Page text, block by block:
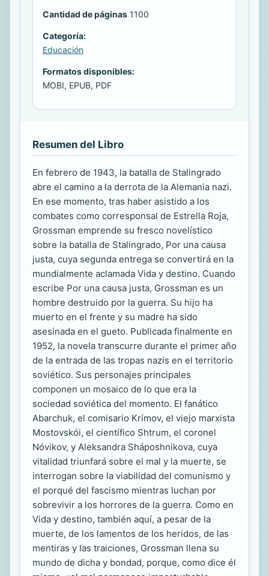
Cantidad de páginas 1100
Categoría:
Educación
Formatos disponibles:
MOBI, EPUB, PDF
Resumen del Libro
En febrero de 1943, la batalla de Stalingrado
abre el camino a la derrota de la Alemania nazi.
En ese momento, tras haber asistido a los
combates como corresponsal de Estrella Roja,
Grossman emprende su fresco novelístico
sobre la batalla de Stalingrado, Por una causa
justa, cuya segunda entrega se convertirá en la
mundialmente aclamada Vida y destino. Cuando
escribe Por una causa justa, Grossman es un
hombre destruido por la guerra. Su hijo ha
muerto en el frente y su madre ha sido
asesinada en el gueto. Publicada finalmente en
1952, la novela transcurre durante el primer año
de la entrada de las tropas nazis en el territorio
soviético. Sus personajes principales
componen un mosaico de lo que era la
sociedad soviética del momento. El fanático
Abarchuk, el comisario Krímov, el viejo marxista
Mostovskói, el científico Shtrum, el coronel
Nóvikov, y Aleksandra Sháposhnikova, cuya
vitalidad triunfará sobre el mal y la muerte, se
interrogan sobre la viabilidad del comunismo y
el porqué del fascismo mientras luchan por
sobrevivir a los horrores de la guerra. Como en
Vida y destino, también aquí, a pesar de la
muerte, de los lamentos de los heridos, de las
mentiras y las traiciones, Grossman llena su
mundo de dicha y bondad, porque, como dice él